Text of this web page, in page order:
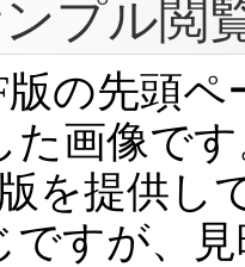
プル閲
版の先頭
た画像で
を提供し
ですが、